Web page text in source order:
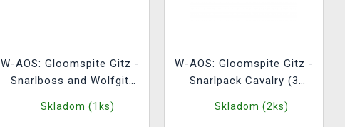
W-AOS: Gloomspite Gitz -
Snarlboss and Wolfgit
Skladom (1ks)
W-AOS: Gloomspite Gitz -
Snarlpack Cavalry (3
Skladom (2ks)